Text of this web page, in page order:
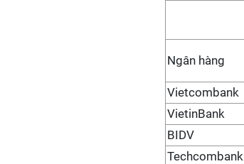
Ngân hàng
Vietcombank
VietinBank
BIDV
Techcombank